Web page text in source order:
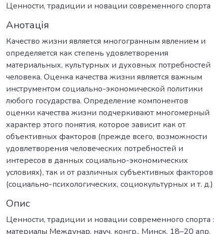
Ценности, традиции и новации современного спорта
Анотація
Качество жизни является многогранным явлением и
определяется как степень удовлетворения
материальных, культурных и духовных потребностей
человека. Оценка качества жизни является важным
инструментом социально-экономической политики
любого государства. Определение компонентов
оценки качества жизни подчеркивают многомерный
характер этого понятия, которое зависит как от
объективных факторов (прежде всего, возможности
удовлетворения человеческих потребностей и
интересов в данных социально-экономических
условиях), так и от различных субъективных факторов
(социально-психологических, социокультурных и т. д.)
Опис
Ценности, традиции и новации современного спорта :
материалы Междунар. науч. конгр., Минск, 18–20 апр.